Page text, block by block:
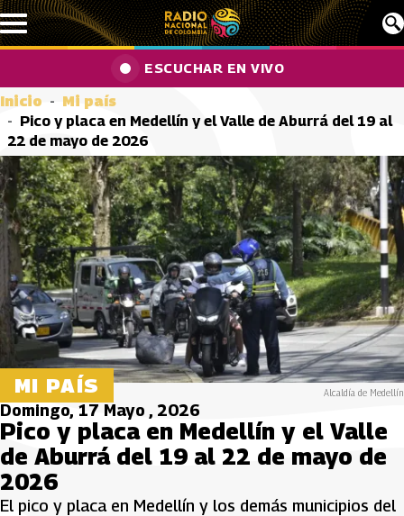
Pasar al contenido principal
ESCUCHAR EN VIVO
Inicio
Mi país
Pico y placa en Medellín y el Valle de Aburrá del 19 al
22 de mayo de 2026
MI PAÍS Alcaldía de Medellín
Domingo, 17 Mayo , 2026
Pico y placa en Medellín y el Valle
de Aburrá del 19 al 22 de mayo de
2026
El pico y placa en Medellín y los demás municipios del